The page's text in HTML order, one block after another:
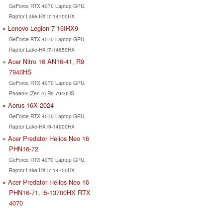
GeForce RTX 4070 Laptop GPU,
Raptor Lake-HX i7-14700HX
Lenovo Legion 7 16IRX9
GeForce RTX 4070 Laptop GPU,
Raptor Lake-HX i7-14650HX
Acer Nitro 16 AN16-41, R9
7940HS
GeForce RTX 4070 Laptop GPU,
Phoenix (Zen 4) R9 7940HS
Aorus 16X 2024
GeForce RTX 4070 Laptop GPU,
Raptor Lake-HX i9-14900HX
Acer Predator Helios Neo 16
PHN16-72
GeForce RTX 4070 Laptop GPU,
Raptor Lake-HX i7-14700HX
Acer Predator Helios Neo 16
PHN16-71, i5-13700HX RTX
4070